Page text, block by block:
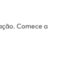
Comece a